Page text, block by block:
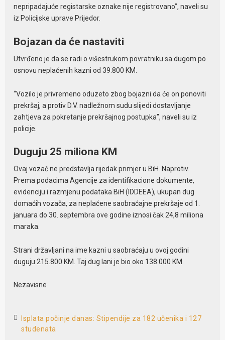
nepripadajuće registarske oznake nije registrovano”, naveli su
iz Policijske uprave Prijedor.
Bojazan da će nastaviti
Utvrđeno je da se radi o višestrukom povratniku sa dugom po
osnovu neplaćenih kazni od 39.800 KM.
“Vozilo je privremeno oduzeto zbog bojazni da će on ponoviti
prekršaj, a protiv D.V. nadležnom sudu slijedi dostavljanje
zahtjeva za pokretanje prekršajnog postupka”, naveli su iz
policije.
Duguju 25 miliona KM
Ovaj vozač ne predstavlja rijedak primjer u BiH. Naprotiv.
Prema podacima Agencije za identifikacione dokumente,
evidenciju i razmjenu podataka BiH (IDDEEA), ukupan dug
domaćih vozača, za neplaćene saobraćajne prekršaje od 1.
januara do 30. septembra ove godine iznosi čak 24,8 miliona
maraka.
Strani državljani na ime kazni u saobraćaju u ovoj godini
duguju 215.800 KM. Taj dug lani je bio oko 138.000 KM.
Nezavisne
Isplata počinje danas: Stipendije za 182 učenika i 127
studenata